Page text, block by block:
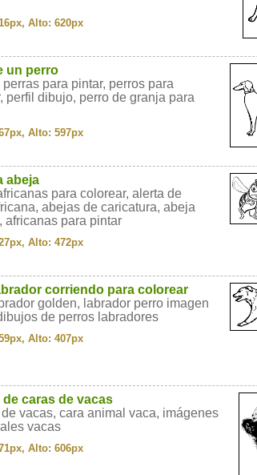
Alto: 620px
un perro
perras para pintar, perros para
perfil dibujo, perro de granja para
Alto: 597px
abeja
para colorear, alerta de
abejas de caricatura, abeja
africanas para pintar
Alto: 472px
corriendo para colorear
golden, labrador perro imagen
de perros labradores
Alto: 407px
caras de vacas
vacas, cara animal vaca, imágenes
vacas
Alto: 606px